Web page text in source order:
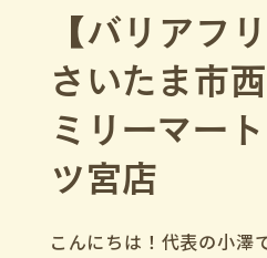
【バリアフ
さいたま市
ミリーマー
ツ宮店
こんにちは！代表の小澤で